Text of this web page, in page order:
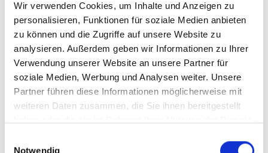
Wir verwenden Cookies, um Inhalte und Anzeigen zu
personalisieren, Funktionen für soziale Medien anbieten
zu können und die Zugriffe auf unsere Website zu
analysieren. Außerdem geben wir Informationen zu Ihrer
Verwendung unserer Website an unsere Partner für
soziale Medien, Werbung und Analysen weiter. Unsere
Partner führen diese Informationen möglicherweise mit
weiteren Daten zusammen, die Sie ihnen bereitgestellt
Notwendig
spezielle Maßnahmen zur Pandemiebekämpfung und
-prävention in die Standards der Grünen Liste
integriert. Auch in die Beratung der Schutzgebiete
wurde das Thema aufgenommen. Die
Weltnaturschutzunion arbeitet hierbei eng mit der
EcoHealth Alliance und internationalen
Gesundheitsexpertinnen und -experten zusammen.
Biodiversitätskonvention